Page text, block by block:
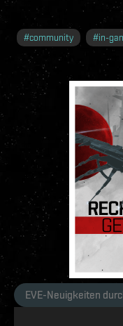
#community #in-